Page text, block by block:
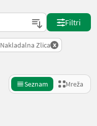
Filtri
Nakladalna Zlica x
Seznam Mreža